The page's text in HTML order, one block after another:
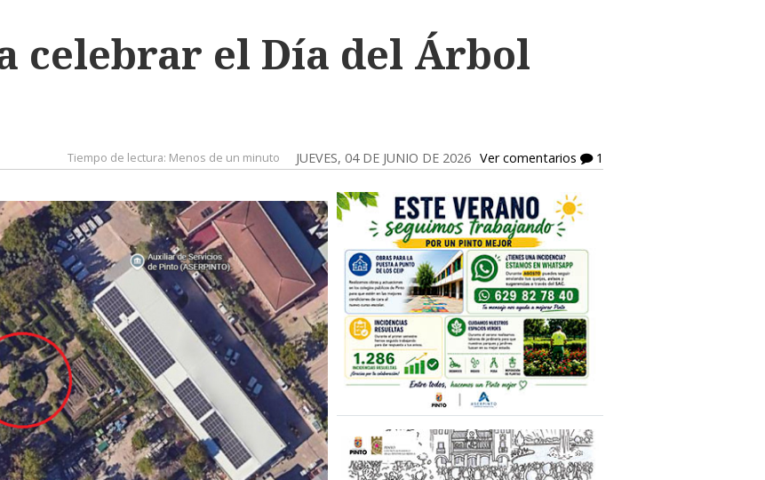
celebrar el Día del Árbol
Ver comentarios 1
JUEVES, 04 DE JUNIO DE 2026
Tiempo de lectura: Menos de un minuto